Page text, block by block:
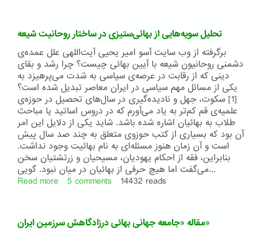
دیدگاه
(۶)
مصاحبه
با
فرانکلین
لوئیس
تحلیل سویه‌هایی از بهائی‌ستیزی در ساختار روحانیت شیعه
برگرفته از وب سایت آسو امیر یحیی آیت‌اللهی علل عمده‌ی
دشمنی روحانیون شیعه با آیین بهائی چیست؟ چرا رشد و بقای
دینی که از رقابت در عرصه‌ی سیاسی به شدت می‌پرهیزد به
یکی از مسائل مهم سیاسی در ایران معاصر تبدیل شده است؟
[1] سکوت، جهل و نادیده‌گیری در سال‌های تحصیل در حوزه‌ی
علمیه‌ی قم کم‌تر به یاد می‌آورم که در دروس اساتید یا مباحث
طلاب به بهائیان اشاره شده باشد. شاید یکی از دلایل این امر
آن بود که بسیاری از کتب حوزوی متعلق به چند صد سال پیش
است و آن زمان هنوز مسئله‌ای به نام بهائیت وجود نداشت.
بنابراین، فقه از احکام یهودیان، مسیحیان و زرتشتیان سخن
می‌گفت اما هیچ حرفی از بهائیان در میان نبود. گویی...
Read more about
بهائی‌ستیزی
5 comments 14432 reads
مقاله «جامعه جهانی بهائی درزادگاهش سرزمین ایران»